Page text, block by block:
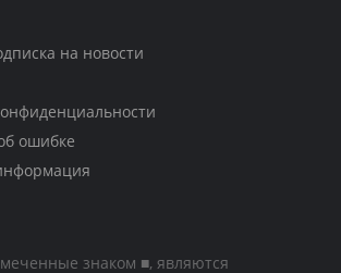
на новости
ошибке
знаком ■, являются